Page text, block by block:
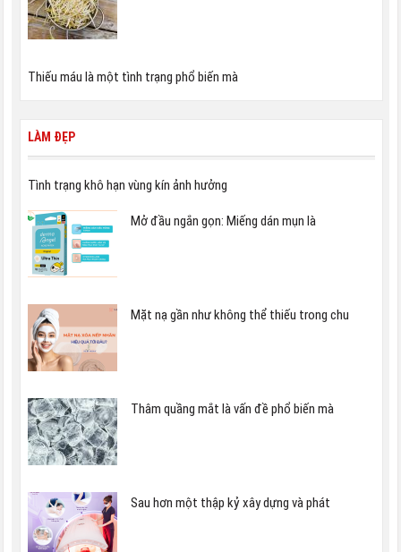
Thiếu máu là một tình trạng phổ biến mà
LÀM ĐẸP
Tình trạng khô hạn vùng kín ảnh hưởng
Mở đầu ngắn gọn: Miếng dán mụn là
Mặt nạ gần như không thể thiếu trong chu
Thâm quầng mắt là vấn đề phổ biến mà
Sau hơn một thập kỷ xây dựng và phát